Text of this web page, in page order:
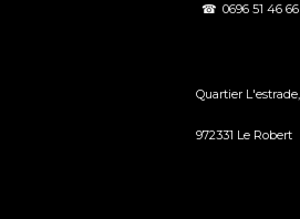
☎ 0696 51 46 66
Quartier L'estrade,
972331 Le Robert